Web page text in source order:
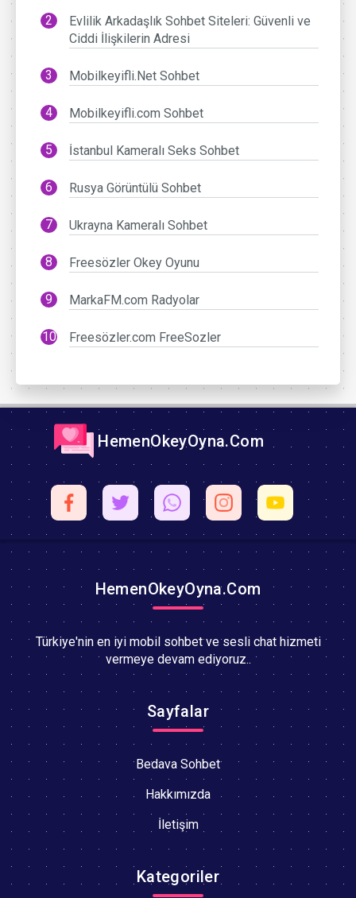
Evlilik Arkadaşlık Sohbet Siteleri: Güvenli ve
Ciddi İlişkilerin Adresi
Mobilkeyifli.Net Sohbet
Mobilkeyifli.com Sohbet
İstanbul Kameralı Seks Sohbet
Rusya Görüntülü Sohbet
Ukrayna Kameralı Sohbet
Freesözler Okey Oyunu
MarkaFM.com Radyolar
Freesözler.com FreeSozler
HemenOkeyOyna.Com
HemenOkeyOyna.Com
Türkiye'nin en iyi mobil sohbet ve sesli chat hizmeti
vermeye devam ediyoruz..
Sayfalar
Bedava Sohbet
Hakkımızda
İletişim
Kategoriler